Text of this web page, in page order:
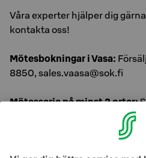
Våra experter hjälper dig
kontakta oss!
Mötesbokningar i Vasa:
8850, sales.vaasa@sok.fi
Mötesserie på minst 2 orter:
Försäljningstjänst tfn 0300
16.30, kokoussarjat@sok.fi